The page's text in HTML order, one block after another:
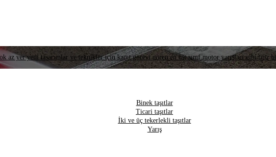
az yer yeni tasarımlar ve teknikler için kanıt görevi gören en üst sınıf motor yarışları gibi titiz
Binek taşıtlar
Ticari taşıtlar
İki ve üç tekerlekli taşıtlar
Yarış